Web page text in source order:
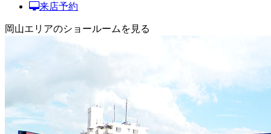
来店予約
岡山エリアのショールームを見る